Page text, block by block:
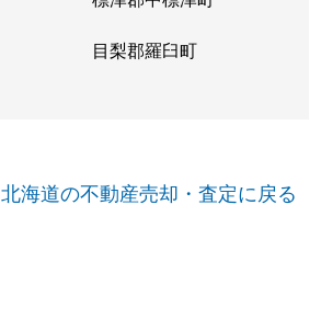
目梨郡羅臼町
北海道の不動産売却・査定に戻る